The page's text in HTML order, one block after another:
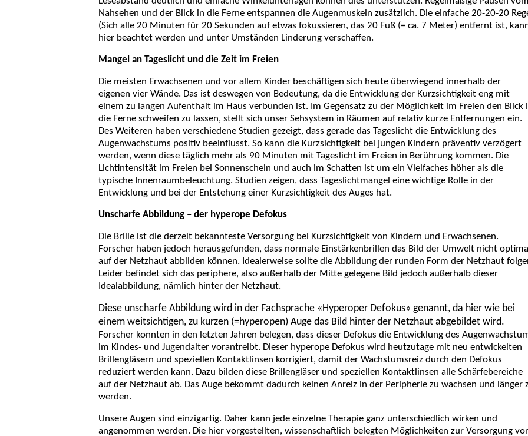
Nahsehen und der Blick in die Ferne entspannen die Augenmuskeln zusätzlich. Die einfache 20-20-20
(Sich alle 20 Minuten für 20 Sekunden auf etwas fokussieren, das 20 Fuß (= ca. 7 Meter) entfernt ist,
hier beachtet werden und unter Umständen Linderung verschaffen.
Mangel an Tageslicht und die Zeit im Freien
Die meisten Erwachsenen und vor allem Kinder beschäftigen sich heute überwiegend innerhalb der
eigenen vier Wände. Das ist deswegen von Bedeutung, da die Entwicklung der Kurzsichtigkeit eng mit
einem zu langen Aufenthalt im Haus verbunden ist. Im Gegensatz zu der Möglichkeit im Freien den Blick
die Ferne schweifen zu lassen, stellt sich unser Sehsystem in Räumen auf relativ kurze Entfernungen ein.
Des Weiteren haben verschiedene Studien gezeigt, dass gerade das Tageslicht die Entwicklung des
Augenwachstums positiv beeinflusst. So kann die Kurzsichtigkeit bei jungen Kindern präventiv verzögert
werden, wenn diese täglich mehr als 90 Minuten mit Tageslicht im Freien in Berührung kommen. Die
Lichtintensität im Freien bei Sonnenschein und auch im Schatten ist um ein Vielfaches höher als die
typische Innenraumbeleuchtung. Studien zeigen, dass Tageslichtmangel eine wichtige Rolle in der
Entwicklung und bei der Entstehung einer Kurzsichtigkeit des Auges hat.
Unscharfe Abbildung – der hyperope Defokus
Die Brille ist die derzeit bekannteste Versorgung bei Kurzsichtigkeit von Kindern und Erwachsenen.
Forscher haben jedoch herausgefunden, dass normale Einstärkenbrillen das Bild der Umwelt nicht
auf der Netzhaut abbilden können. Idealerweise sollte die Abbildung der runden Form der Netzhaut
Leider befindet sich das periphere, also außerhalb der Mitte gelegene Bild jedoch außerhalb dieser
Idealabbildung, nämlich hinter der Netzhaut.
Diese unscharfe Abbildung wird in der Fachsprache «Hyperoper Defokus» genannt, da hier wie bei
einem weitsichtigen, zu kurzen (=hyperopen) Auge das Bild hinter der Netzhaut abgebildet wird.
Forscher konnten in den letzten Jahren belegen, dass dieser Defokus die Entwicklung des
im Kindes- und Jugendalter vorantreibt. Dieser hyperope Defokus wird heutzutage mit neu entwickelten
Brillengläsern und speziellen Kontaktlinsen korrigiert, damit der Wachstumsreiz durch den Defokus
reduziert werden kann. Dazu bilden diese Brillengläser und speziellen Kontaktlinsen alle Schärfebereiche
auf der Netzhaut ab. Das Auge bekommt dadurch keinen Anreiz in der Peripherie zu wachsen und länger
werden.
Unsere Augen sind einzigartig. Daher kann jede einzelne Therapie ganz unterschiedlich wirken und
angenommen werden. Die hier vorgestellten, wissenschaftlich belegten Möglichkeiten zur Versorgung